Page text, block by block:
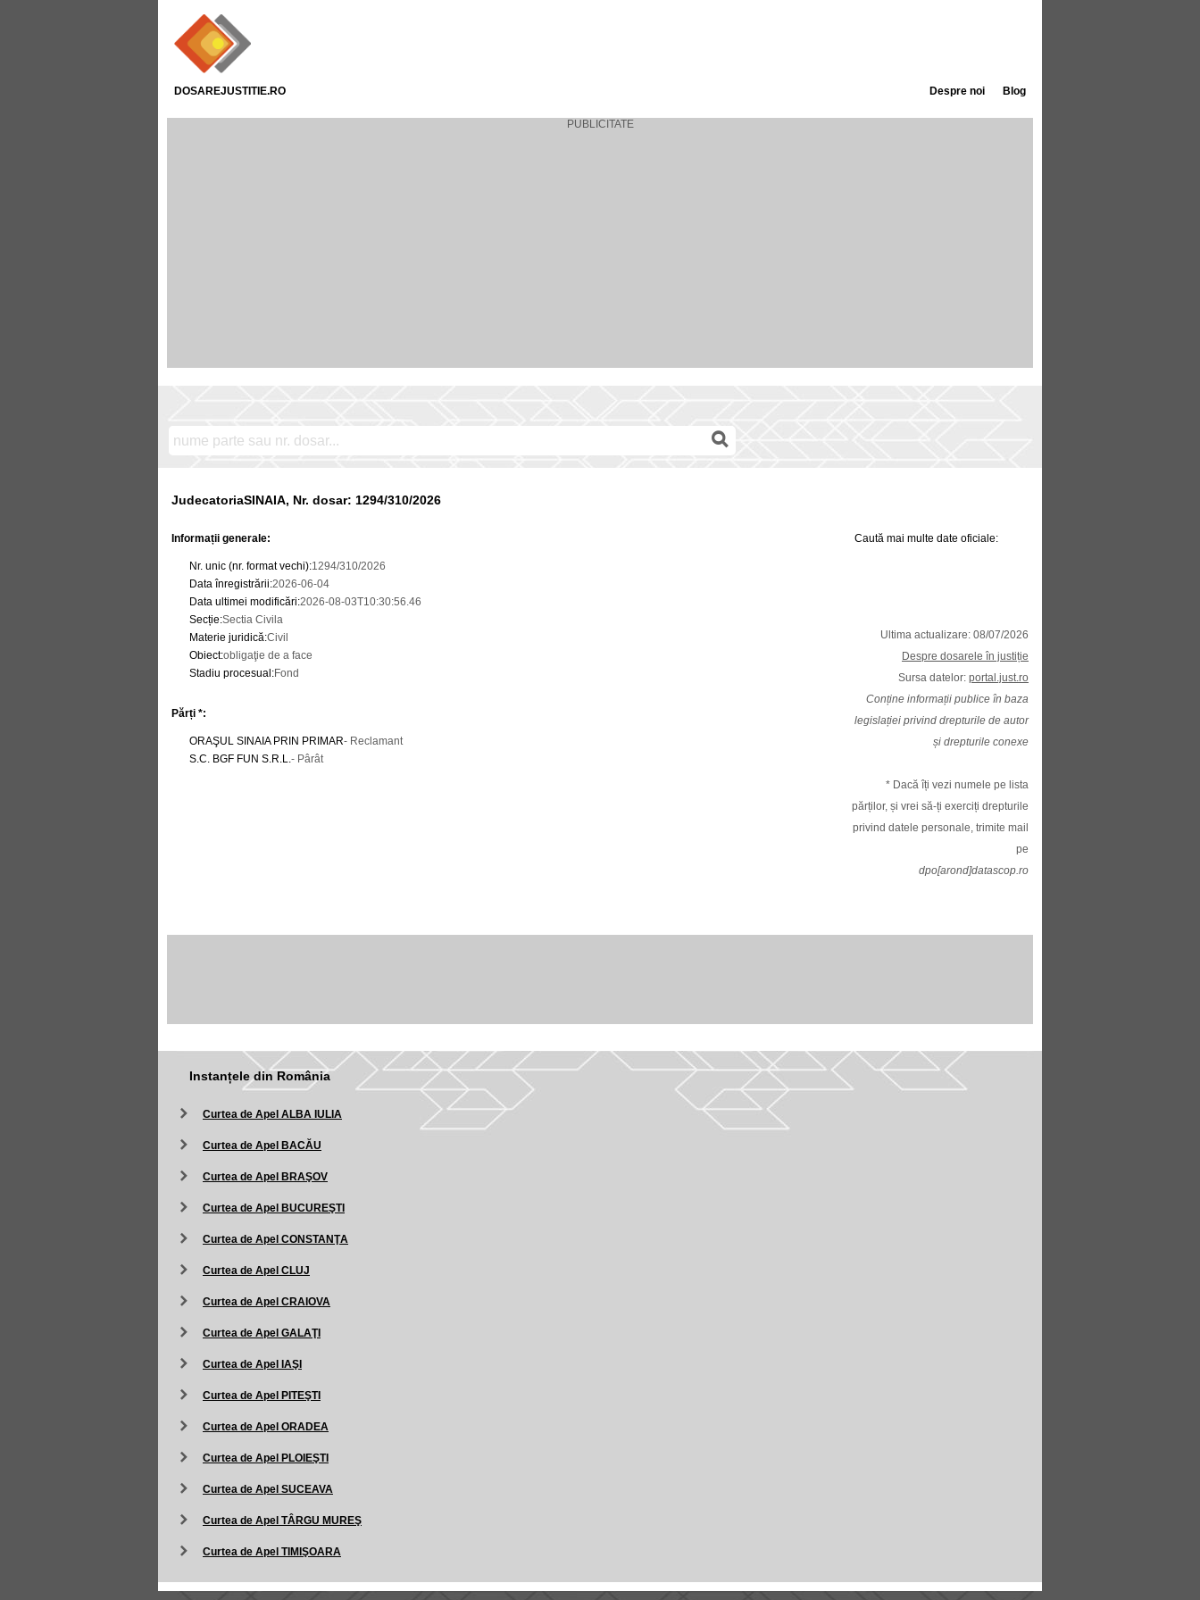
DOSAREJUSTITIE.RO Blog
Despre noi
JudecatoriaSINAIA, Nr. dosar: 1294/310/2026
Informații generale:
Nr. unic (nr. format vechi):1294/310/2026
Data înregistrării:2026-06-04
Data ultimei modificări:2026-08-03T10:30:56.46
Secție:Sectia Civila
Materie juridică:Civil
Obiect:obligaţie de a face
Stadiu procesual :Fond
Părți *:
ORAŞUL SINAIA PRIN PRIMAR- Reclamant
S.C. BGF FUN S.R.L.- Pârât
Caută mai multe date oficiale:
Ultima actualizare: 08/07/2026
Despre dosarele în justiție
Sursa datelor: portal.just.ro
Conține informații publice în baza
legislației privind drepturile de autor
și drepturile conexe
* Dacă îți vezi numele pe lista
părților, și vrei să-ți exerciți drepturile
privind datele personale, trimite mail
pe
dpo[arond]datascop.ro
Instanțele din România
Curtea de Apel ALBA IULIA
Curtea de Apel BACĂU
Curtea de Apel BRAŞOV
Curtea de Apel BUCUREŞTI
Curtea de Apel CONSTANŢA
Curtea de Apel CLUJ
Curtea de Apel CRAIOVA
Curtea de Apel GALAŢI
Curtea de Apel IAŞI
Curtea de Apel PITEŞTI
Curtea de Apel ORADEA
Curtea de Apel PLOIEŞTI
Curtea de Apel SUCEAVA
Curtea de Apel TÂRGU MUREŞ
Curtea de Apel TIMIŞOARA